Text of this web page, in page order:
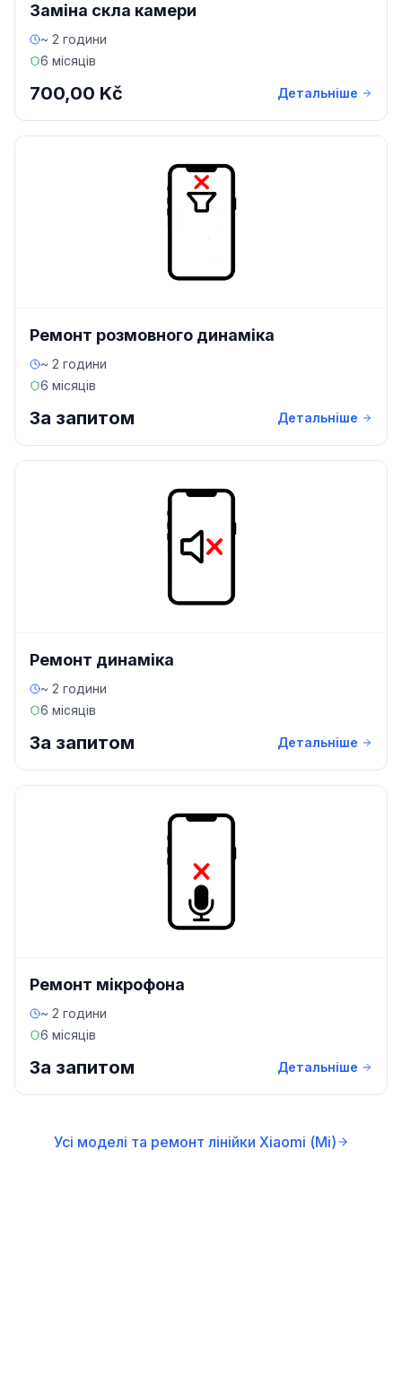
Заміна скла камери
~ 2 години
6 місяців
700,00 Kč Детальніше
Ремонт розмовного динаміка
~ 2 години
6 місяців
За запитом Детальніше
Ремонт динаміка
~ 2 години
6 місяців
За запитом Детальніше
Ремонт мікрофона
~ 2 години
6 місяців
За запитом Детальніше
Усі моделі та ремонт лінійки Xiaomi (Mi)